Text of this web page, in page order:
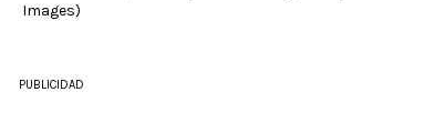
Images)
PUBLICIDAD